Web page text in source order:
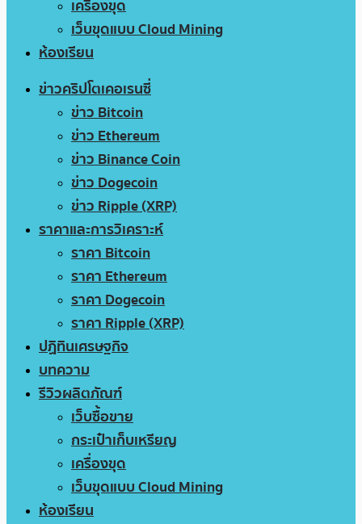
เครื่องขุด
เว็บขุดแบบ Cloud Mining
ห้องเรียน
ข่าวคริปโตเคอเรนซี่
ข่าว Bitcoin
ข่าว Ethereum
ข่าว Binance Coin
ข่าว Dogecoin
ข่าว Ripple (XRP)
ราคาและการวิเคราะห์
ราคา Bitcoin
ราคา Ethereum
ราคา Dogecoin
ราคา Ripple (XRP)
ปฏิทินเศรษฐกิจ
บทความ
รีวิวผลิตภัณฑ์
เว็บซื้อขาย
กระเป๋าเก็บเหรียญ
เครื่องขุด
เว็บขุดแบบ Cloud Mining
ห้องเรียน